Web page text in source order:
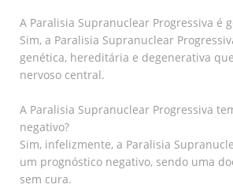
A Paralisia Supranuclear Progressiva é
Sim, a Paralisia Supranuclear
genética, hereditária e degenerativa
nervoso central.
A Paralisia Supranuclear Progressiva
negativo?
Sim, infelizmente, a Paralisia
um prognóstico negativo, sendo uma
sem cura.